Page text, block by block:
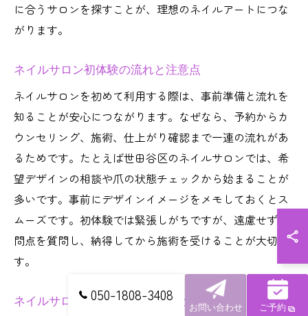
に合うサロンを探すことが、理想のネイルアートにつな
がります。
ネイルサロン初体験の流れと注意点
ネイルサロンを初めて利用する際は、事前準備と流れを
知ることが安心につながります。なぜなら、予約からカ
ウンセリング、施術、仕上がり確認まで一連の流れがあ
るためです。たとえば世田谷区のネイルサロンでは、希
望デザインの相談や爪の状態チェックから始まることが
多いです。事前にデザインイメージをメモしておくとス
ムーズです。初体験では緊張しがちですが、遠慮せず疑
問点を質問し、納得してから施術を受けることが大切で
す。
ネイルサロン世田谷区の選び方ガイド
050-1808-3408
お問い合わせ ご予約